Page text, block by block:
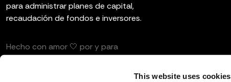
This website uses cookies
para administrar planes de capital,
recaudación de fondos e inversores.
Hecho con amor 🤍 por y para